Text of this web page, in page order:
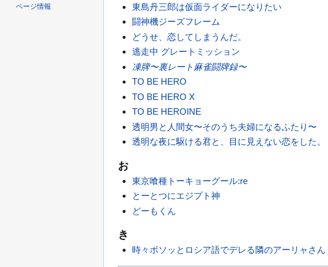
東島丹三郎は仮面ライダーになりたい
闘神機ジーズフレーム
どうせ、恋してしまうんだ。
逃走中 グレートミッション
凍牌〜裏レート麻雀闘牌録〜
TO BE HERO
TO BE HERO X
TO BE HEROINE
透明男と人間女〜そのうち夫婦になるふたり〜
透明な夜に駆ける君と、目に見えない恋をした。
お
東京喰種トーキョーグール:re
とーとつにエジプト神
どーもくん
き
時々ボソッとロシア語でデレる隣のアーリャさん
ページ情報